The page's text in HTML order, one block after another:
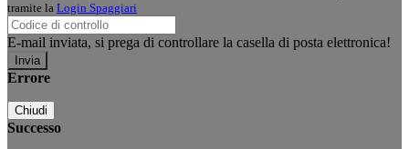
tramite la Login Spaggiari
E-mail inviata, si prega di controllare la casella di posta elettronica!
Errore
Chiudi
Successo